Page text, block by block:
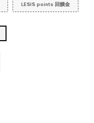
LESIS points 回饋金